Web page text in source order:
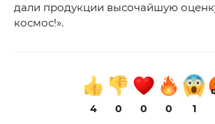
дали продукции высочайшую
космос!».
4 0 0 0 1